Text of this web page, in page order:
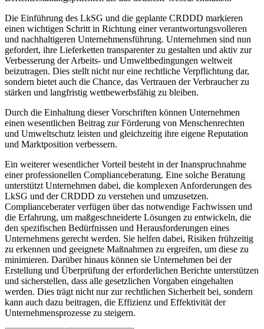
Die Einführung des LkSG und die geplante CRDDD markieren
einen wichtigen Schritt in Richtung einer verantwortungsvolleren
und nachhaltigeren Unternehmensführung. Unternehmen sind nun
gefordert, ihre Lieferketten transparenter zu gestalten und aktiv zur
Verbesserung der Arbeits- und Umweltbedingungen weltweit
beizutragen. Dies stellt nicht nur eine rechtliche Verpflichtung dar,
sondern bietet auch die Chance, das Vertrauen der Verbraucher zu
stärken und langfristig wettbewerbsfähig zu bleiben.
Durch die Einhaltung dieser Vorschriften können Unternehmen
einen wesentlichen Beitrag zur Förderung von Menschenrechten
und Umweltschutz leisten und gleichzeitig ihre eigene Reputation
und Marktposition verbessern.
Ein weiterer wesentlicher Vorteil besteht in der Inanspruchnahme
einer professionellen Complianceberatung. Eine solche Beratung
unterstützt Unternehmen dabei, die komplexen Anforderungen des
LkSG und der CRDDD zu verstehen und umzusetzen.
Complianceberater verfügen über das notwendige Fachwissen und
die Erfahrung, um maßgeschneiderte Lösungen zu entwickeln, die
den spezifischen Bedürfnissen und Herausforderungen eines
Unternehmens gerecht werden. Sie helfen dabei, Risiken frühzeitig
zu erkennen und geeignete Maßnahmen zu ergreifen, um diese zu
minimieren. Darüber hinaus können sie Unternehmen bei der
Erstellung und Überprüfung der erforderlichen Berichte unterstützen
und sicherstellen, dass alle gesetzlichen Vorgaben eingehalten
werden. Dies trägt nicht nur zur rechtlichen Sicherheit bei, sondern
kann auch dazu beitragen, die Effizienz und Effektivität der
Unternehmensprozesse zu steigern.